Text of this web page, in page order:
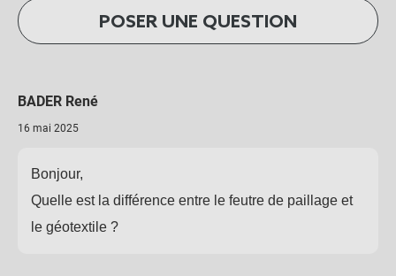
POSER UNE QUESTION
BADER René
16 mai 2025
Bonjour,
Quelle est la différence entre le feutre de paillage et
le géotextile ?